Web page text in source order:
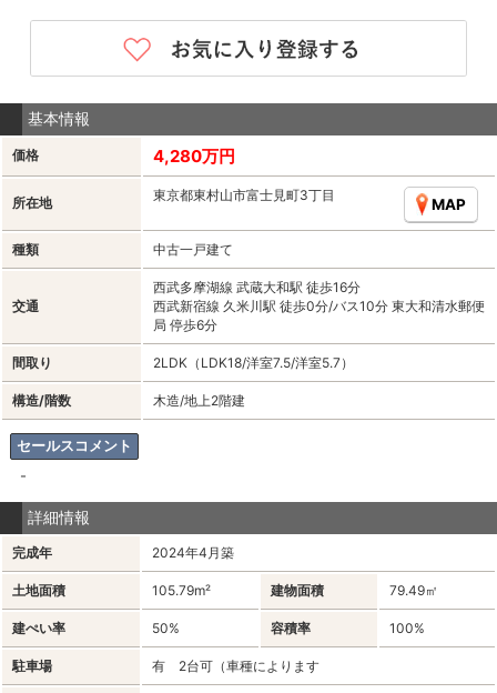
基本情報
価格 4,280万円
所在地 東京都東村山市富士見町3丁目
MAP
種類 中古一戸建て
交通
西武多摩湖線 武蔵大和駅 徒歩16分
西武新宿線 久米川駅 徒歩0分/バス10分 東大和清水郵便
局 停歩6分
間取り 2LDK（LDK18/洋室7.5/洋室5.7）
構造/階数 木造/地上2階建
セールスコメント
-
詳細情報
完成年 2024年4月築
土地面積 105.79m² 建物面積 79.49㎡
建ぺい率 50% 容積率 100%
駐車場 有 2台可（車種によります